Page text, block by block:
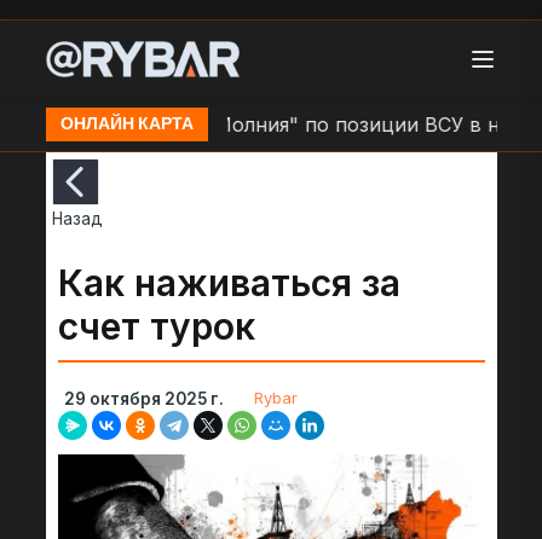
ОНЛАЙН КАРТА
Удар БЛА "Молния" по позиции ВСУ в н.п.
Назад
Как наживаться за
счет турок
29 октября 2025 г. Rybar